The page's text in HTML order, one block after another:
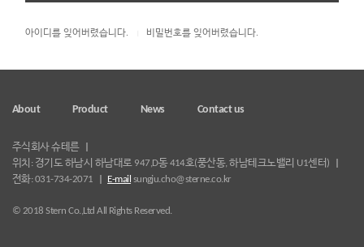
아이디를 잊어버렸습니다. 비밀번호를 잊어버렸습니다.
About Product News Contact us
주식회사 슈테른
위치: 경기도 하남시 하남대로 947,D동 414호(풍산동, 하남테크노밸리 U1센터)
전화: 031-734-2071
E-mail sungju.cho@sterne.co.kr
© 2018 Stern Co.,Ltd All Rights Reserved.